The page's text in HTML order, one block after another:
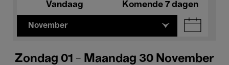
Vandaag Komende 7 dagen
November
Zondag 01 - Maandag 30 November